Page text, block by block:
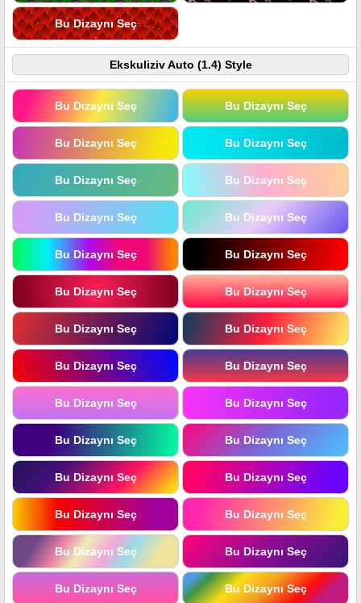
Bu Dizaynı Seç
Ekskuliziv Auto (1.4) Style
Bu Dizaynı Seç Bu Dizaynı Seç
Bu Dizaynı Seç Bu Dizaynı Seç
Bu Dizaynı Seç Bu Dizaynı Seç
Bu Dizaynı Seç Bu Dizaynı Seç
Bu Dizaynı Seç Bu Dizaynı Seç
Bu Dizaynı Seç Bu Dizaynı Seç
Bu Dizaynı Seç Bu Dizaynı Seç
Bu Dizaynı Seç Bu Dizaynı Seç
Bu Dizaynı Seç Bu Dizaynı Seç
Bu Dizaynı Seç Bu Dizaynı Seç
Bu Dizaynı Seç Bu Dizaynı Seç
Bu Dizaynı Seç Bu Dizaynı Seç
Bu Dizaynı Seç Bu Dizaynı Seç
Bu Dizaynı Seç Bu Dizaynı Seç